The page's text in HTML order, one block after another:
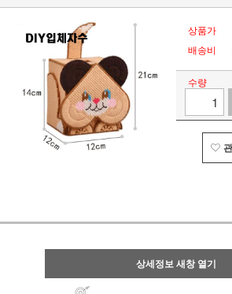
상품가
배송비
수량
상세정보 새창 열기